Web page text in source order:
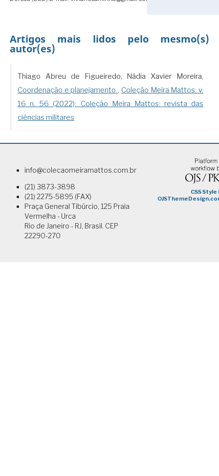
Artigos mais lidos pelo mesmo(s)
autor(es)
Thiago Abreu de Figueiredo, Nádia Xavier Moreira,
Coordenação e planejamento , Coleção Meira Mattos: v.
16 n. 56 (2022): Coleção Meira Mattos: revista das
ciências militares
info@colecaomeiramattos.com.br
(21) 3873-3898
(21) 2275-5895 (FAX)
Praça General Tibúrcio, 125 Praia
Vermelha - Urca
Rio de Janeiro - RJ, Brasil. CEP
22290-270